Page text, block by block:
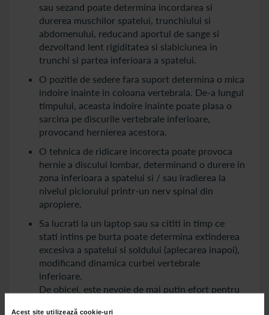
Acest site utilizează cookie-uri
sau sezand poate determina incordarea si
durerea muschilor spatelui, trunchiului si
abdomenului, reducand aportul de sange si
dezvoltand lent rigiditatea si slabiciunea in
trunchi si partea inferioara a spatelui.
O pozitie de sedere fara suport determina o mica
indoire inainte in coloana vertebrala. De-a lungul
timpului, aceasta indoire inainte poate plasa o
sarcina pe discurile vertebrale inferioare,
provocand hernierea acestora.
O tehnica de ridicare incorecta poate provoca
hernie a discului lombar, determinand o durere in
zona inferioara a spatelui si / sau iradierea la
nivelul piciorului printr-un nerv spinal din
apropiere.
Sa lucrati la un laptop sau sa cititi in timp ce
stati intins pe burta poate determina extinderea
excesiva a spatelui si soldului (aplecarea inapoi),
modificand dinamica curbei vertebrale
inferioare.
De obicei, este nevoie de mai putin efort pentru